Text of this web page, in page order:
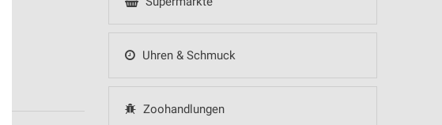
Uhren & Schmuck
Zoohandlungen